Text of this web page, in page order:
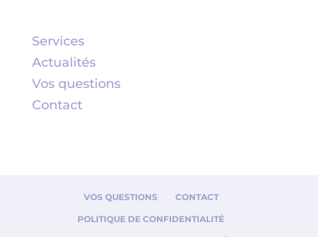
Services
Actualités
Vos questions
Contact
VOS QUESTIONS CONTACT
POLITIQUE DE CONFIDENTIALITÉ